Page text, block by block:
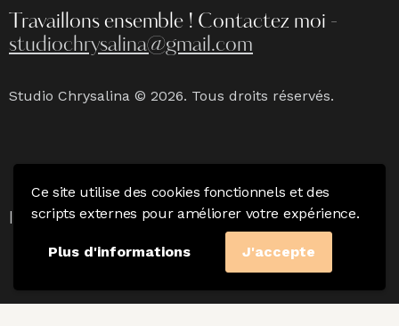
Ce site utilise des cookies fonctionnels et des
scripts externes pour améliorer votre expérience.
Plus d'informations J'accepte
Travaillons ensemble ! Contactez moi -
studiochrysalina@gmail.com
Studio Chrysalina © 2026. Tous droits réservés.
Mention Légales|Politique de confidentialité & CGV
|
Charte du photographe